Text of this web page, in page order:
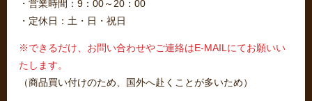
・営業時間：9：00～20：00
・定休日：土・日・祝日
※できるだけ、お問い合わせやご連絡はE-MAILにてお願いい
たします。
（商品買い付けのため、国外へ赴くことが多いため）